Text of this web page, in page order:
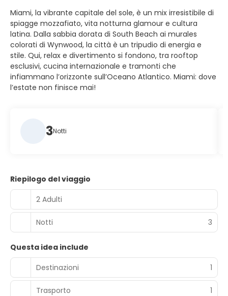
Miami, la vibrante capitale del sole, è un mix irresistibile di
spiagge mozzafiato, vita notturna glamour e cultura
latina. Dalla sabbia dorata di South Beach ai murales
colorati di Wynwood, la città è un tripudio di energia e
stile. Qui, relax e divertimento si fondono, tra rooftop
esclusivi, cucina internazionale e tramonti che
infiammano l’orizzonte sull’Oceano Atlantico. Miami: dove
l’estate non finisce mai!
3Notti
Riepilogo del viaggio
2 Adulti
Notti 3
Questa idea include
Destinazioni
1
Trasporto 1